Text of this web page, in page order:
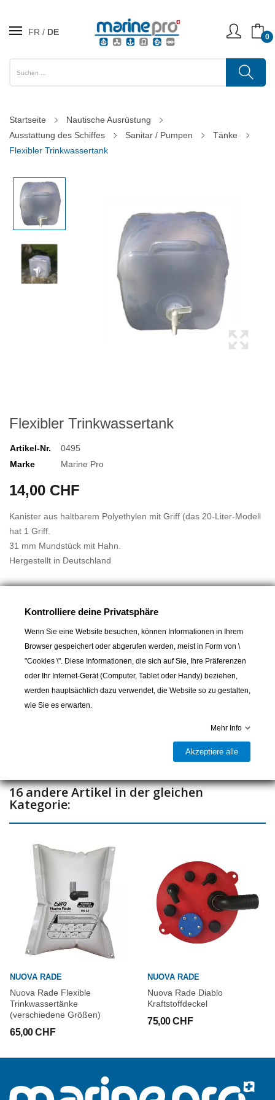
FR DE 0
Startseite
Nautische Ausrüstung
Ausstattung des Schiffes
Sanitar / Pumpen
Tänke
Flexibler Trinkwassertank
Flexibler Trinkwassertank
Artikel-Nr.
0495
Marke
Marine Pro
14,00 CHF
Kanister aus haltbarem Polyethylen mit Griff (das 20-Liter-Modell
hat 1 Griff.
31 mm Mundstück mit Hahn.
Hergestellt in Deutschland
In den Warenkorb
Lieferbar und im Laden erhältlich
16 andere Artikel in der gleichen
Kategorie:
NUOVA RADE
Nuova Rade Flexible
Trinkwassertänke
(verschiedene Größen)
65,00 CHF
NUOVA RADE
Nuova Rade Diablo
Kraftstoffdeckel
75,00 CHF
Kontrolliere deine Privatsphäre
Wenn Sie eine Website besuchen, können Informationen in Ihrem
Browser gespeichert oder abgerufen werden, meist in Form von \
"Cookies \". Diese Informationen, die sich auf Sie, Ihre Präferenzen
oder Ihr Internet-Gerät (Computer, Tablet oder Handy) beziehen,
werden hauptsächlich dazu verwendet, die Website so zu gestalten,
wie Sie es erwarten.
Mehr Info
Akzeptiere alle